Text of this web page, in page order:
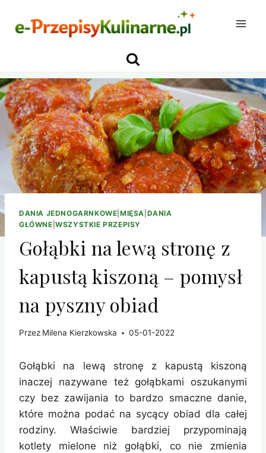
DANIA JEDNOGARNKOWE MIĘSA DANIA
GŁÓWNE |WSZYSTKIE PRZEPISY
Gołąbki na lewą stronę z
kapustą kiszoną – pomysł
na pyszny obiad
Przez Milena Kierzkowska 05-01-2022
Gołąbki na lewą stronę z kapustą kiszoną
inaczej nazywane też gołąbkami oszukanymi
czy bez zawijania to bardzo smaczne danie,
które można podać na sycący obiad dla całej
rodziny. Właściwie bardziej przypominają
kotlety mielone niż gołąbki, co nie zmienia